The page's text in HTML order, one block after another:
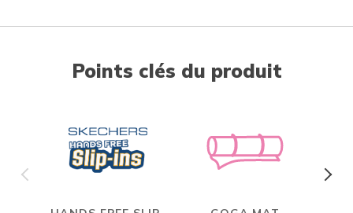
Points clés du produit